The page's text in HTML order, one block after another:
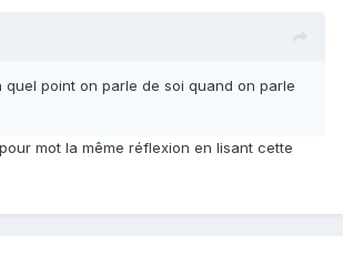
quel point on parle de soi quand on parle
mot la même réflexion en lisant cette